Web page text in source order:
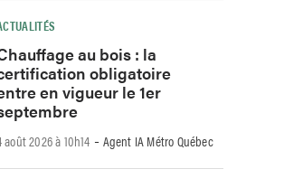
au bois : la
obligatoire
en vigueur le 1er
août 2026 à 10h14 -Agent IA Métro Québec